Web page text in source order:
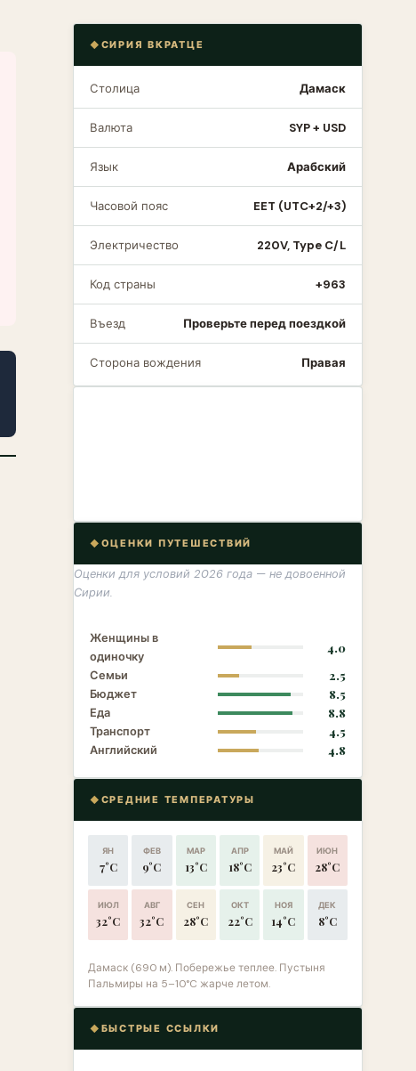
СИРИЯ ВКРАТЦЕ
Столица Дамаск
Валюта SYP + USD
Язык Арабский
Часовой пояс EET (UTC+2/+3)
Электричество 220V, Type C/L
Код страны +963
Въезд Проверьте перед поездкой
Сторона вождения Правая
ОЦЕНКИ ПУТЕШЕСТВИЙ
Оценки для условий 2026 года — не довоенной
Сирии.
Женщины в
одиночку
4.0
Семьи
2.5
Бюджет
8.5
Еда
8.8
Транспорт
4.5
Английский
4.8
СРЕДНИЕ ТЕМПЕРАТУРЫ
ЯН
7°C
ФЕВ
9°C
МАР
13°C
АПР
18°C
МАЙ
23°C
ИЮН
28°C
ИЮЛ
32°C
АВГ
32°C
СЕН
28°C
ОКТ
22°C
НОЯ
14°C
ДЕК
8°C
Дамаск (690 м). Побережье теплее. Пустыня
Пальмиры на 5–10°C жарче летом.
БЫСТРЫЕ ССЫЛКИ